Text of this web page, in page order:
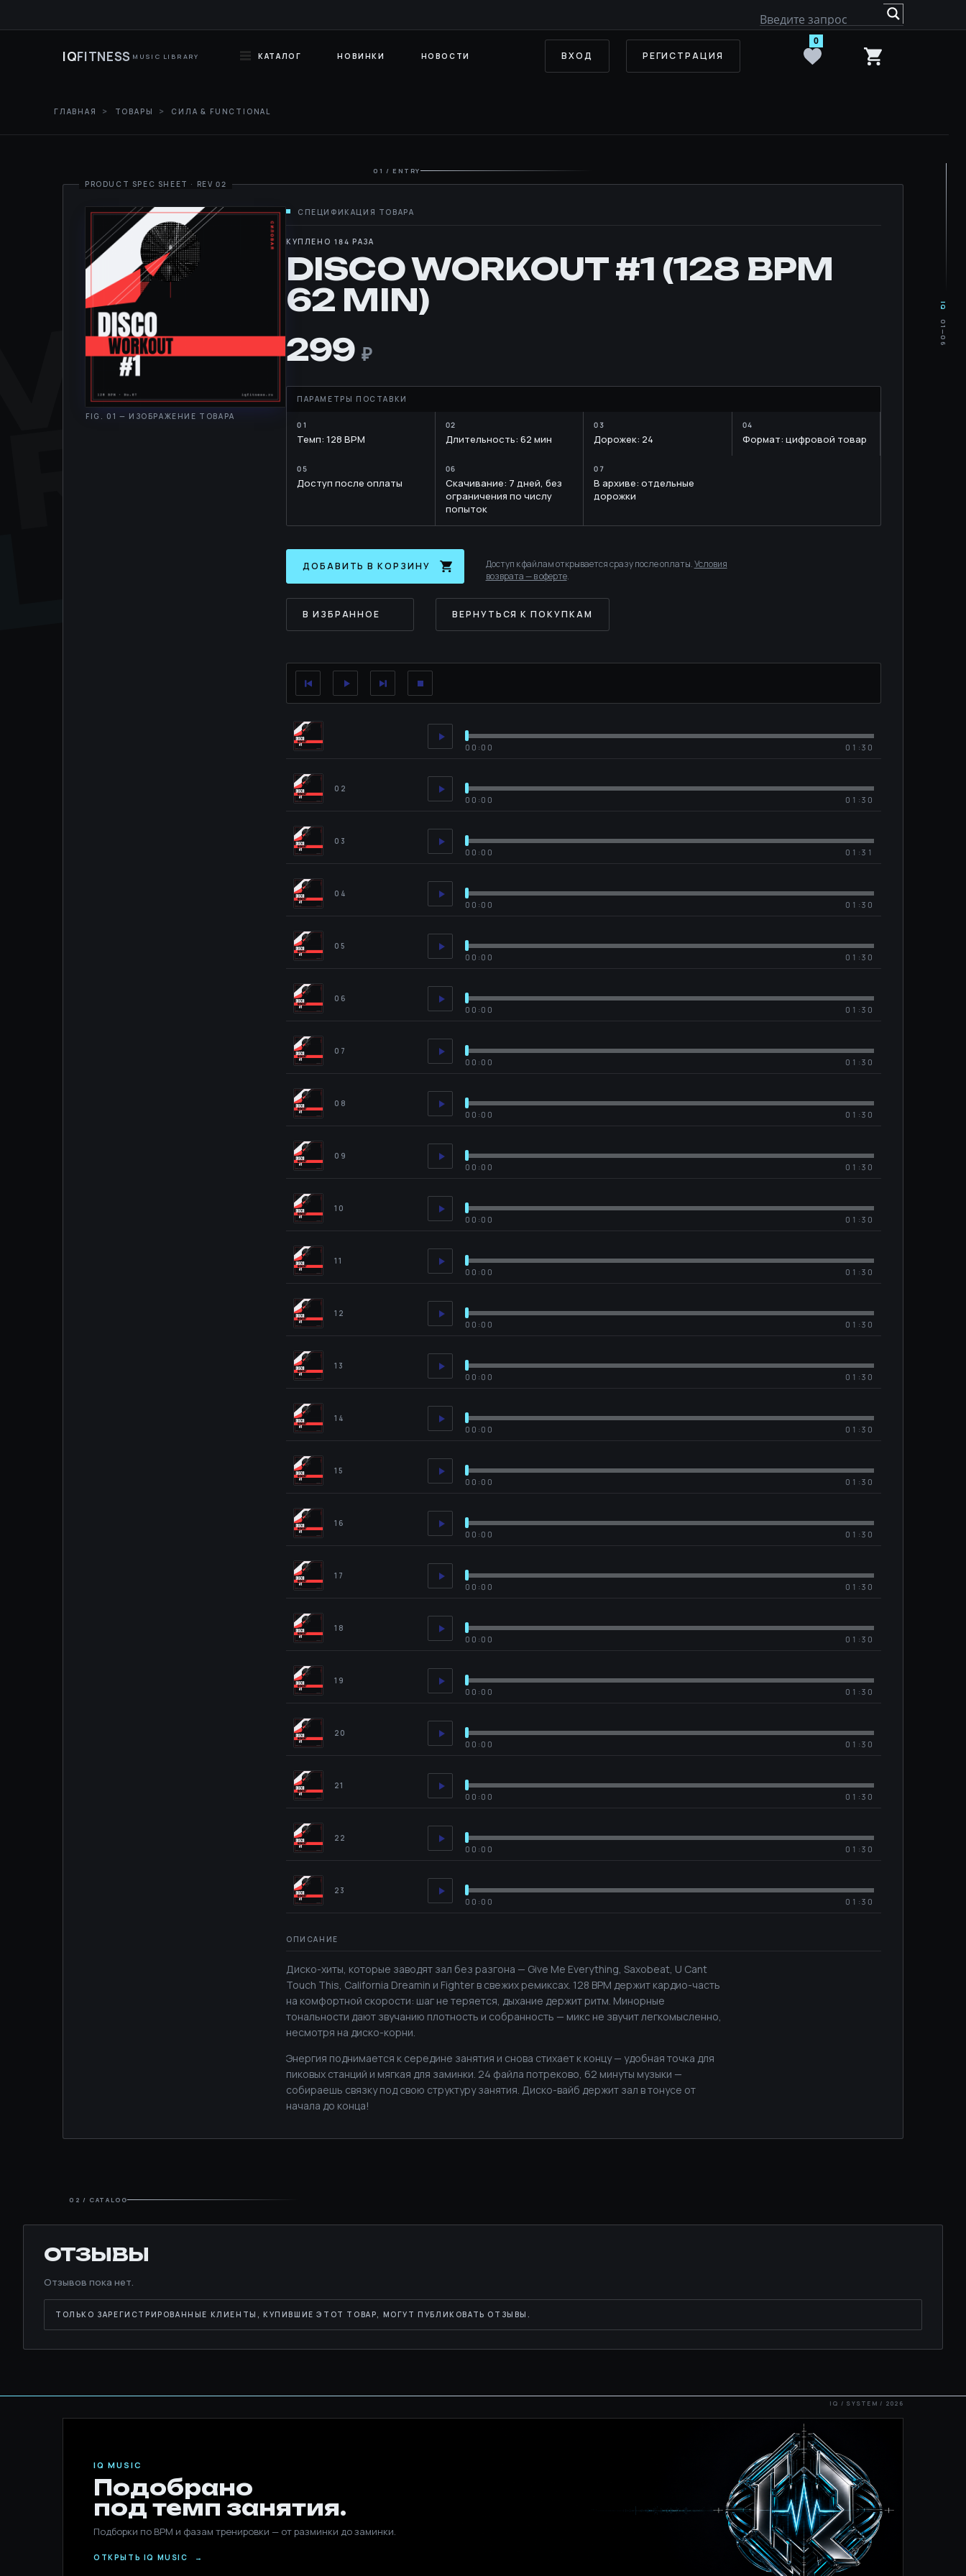
IQFITNESS MUSIC LIBRARY КАТАЛОГ НОВИНКИ НОВОСТИ ВХОД РЕГИСТРАЦИЯ
0
ГЛАВНАЯ ТОВАРЫ СИЛА & FUNCTIONAL
01 / ENTRY
КУПЛЕНО 184 РАЗА
DISCO WORKOUT #1 (128 BPM
62 MIN)
299
Темп: 128 BPM Длительность: 62 мин Дорожек: 24 Формат: цифровой товар
Доступ после оплаты
Скачивание: 7 дней, без
ограничения по числу
попыток
В архиве: отдельные
дорожки
ДОБАВИТЬ В КОРЗИНУ Доступ к файлам открывается сразу после оплаты.Условия
возврата — в оферте.
В ИЗБРАННОЕ ВЕРНУТЬСЯ К ПОКУПКАМ
00:00 01:30
02
00:00 01:30
03
00:00 01:31
04
00:00 01:30
05
00:00 01:30
06
00:00 01:30
07
00:00 01:30
08
00:00 01:30
09
00:00 01:30
10
00:00 01:30
11
00:00 01:30
12
00:00 01:30
13
00:00 01:30
14
00:00 01:30
15
00:00 01:30
16
00:00 01:30
17
00:00 01:30
18
00:00 01:30
19
00:00 01:30
20
00:00 01:30
21
00:00 01:30
22
00:00 01:30
23
00:00 01:30
Диско-хиты, которые заводят зал без разгона — Give Me Everything, Saxobeat, U Cant
Touch This, California Dreamin и Fighter в свежих ремиксах. 128 BPM держит кардио-часть
на комфортной скорости: шаг не теряется, дыхание держит ритм. Минорные
тональности дают звучанию плотность и собранность — микс не звучит легкомысленно,
несмотря на диско-корни.
Энергия поднимается к середине занятия и снова стихает к концу — удобная точка для
пиковых станций и мягкая для заминки. 24 файла потреково, 62 минуты музыки —
собираешь связку под свою структуру занятия. Диско-вайб держит зал в тонусе от
начала до конца!
02 / CATALOG
ОТЗЫВЫ
Отзывов пока нет.
ТОЛЬКО ЗАРЕГИСТРИРОВАННЫЕ КЛИЕНТЫ, КУПИВШИЕ ЭТОТ ТОВАР, МОГУТ ПУБЛИКОВАТЬ ОТЗЫВЫ.
IQ
01—06
IQ MUSIC
Подобрано
под темп занятия.
Подборки по BPM и фазам тренировки — от разминки до заминки.
ОТКРЫТЬ IQ MUSIC →